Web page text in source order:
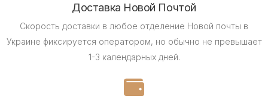
Доставка Новой Почтой
Скорость доставки в любое отделение Новой почты в
Украине фиксируется оператором, но обычно не превышает
1-3 календарных дней.